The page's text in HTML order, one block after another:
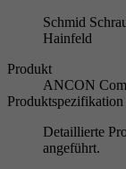
Schmid
Hainfeld
Produkt
ANCON
Produktspezifikation
Detaillierte
angeführt.